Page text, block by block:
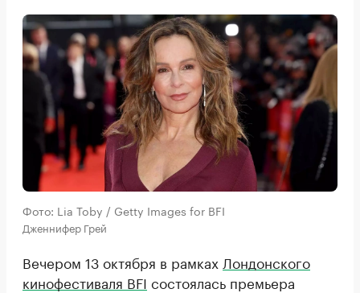
Фото: Lia Toby / Getty Images for BFI
Дженнифер Грей
Вечером 13 октября в рамках Лондонского
кинофестиваля BFI состоялась премьера